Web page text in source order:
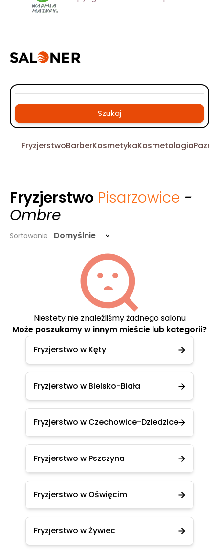
Szukaj
FryzjerstwoBarberKosmetykaKosmetologia
Fryzjerstwo Pisarzowice -
Ombre
Sortowanie Domyślnie
Niestety nie znaleźliśmy żadnego salonu
Może poszukamy w innym mieście lub kategorii?
Fryzjerstwo w Kęty
Fryzjerstwo w Bielsko-Biała
Fryzjerstwo w Czechowice-Dziedzice
Fryzjerstwo w Pszczyna
Fryzjerstwo w Oświęcim
Fryzjerstwo w Żywiec